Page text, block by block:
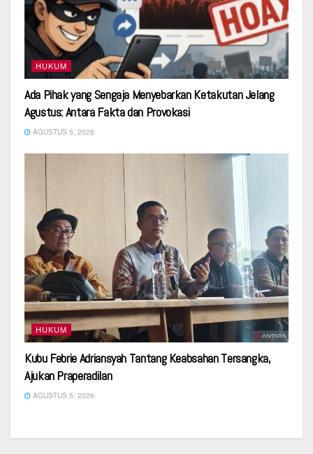
HUKUM
Ada Pihak yang Sengaja Menyebarkan Ketakutan Jelang
Agustus: Antara Fakta dan Provokasi
AGUSTUS 5, 2026
HUKUM
Kubu Febrie Adriansyah Tantang Keabsahan Tersangka,
Ajukan Praperadilan
AGUSTUS 5, 2026